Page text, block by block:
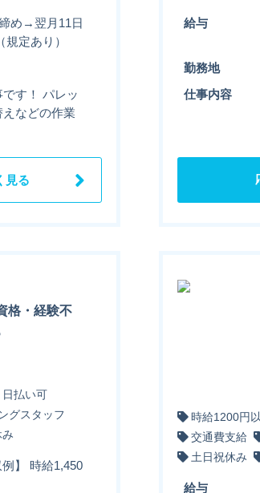
め→翌月11日
定あり）
す！ パレッ
えなどの作業
見る
給与
勤務地
仕事内容
格・経験不
日払い可
グスタッフ
み
】 時給1,450
時給1200円
交通費支給
土日祝休み
給与